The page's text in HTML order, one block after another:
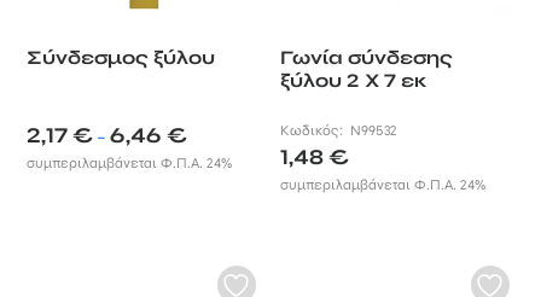
Σύνδεσμος ξύλου
2,17€ – 6,46€
range:
συμπεριλαμβάνεται Φ.Π.Α. 24%
Γωνία σύνδεσης
ξύλου 2 X 7 εκ
Κωδικός: N99532
1,48€
συμπεριλαμβάνεται Φ.Π.Α. 24%